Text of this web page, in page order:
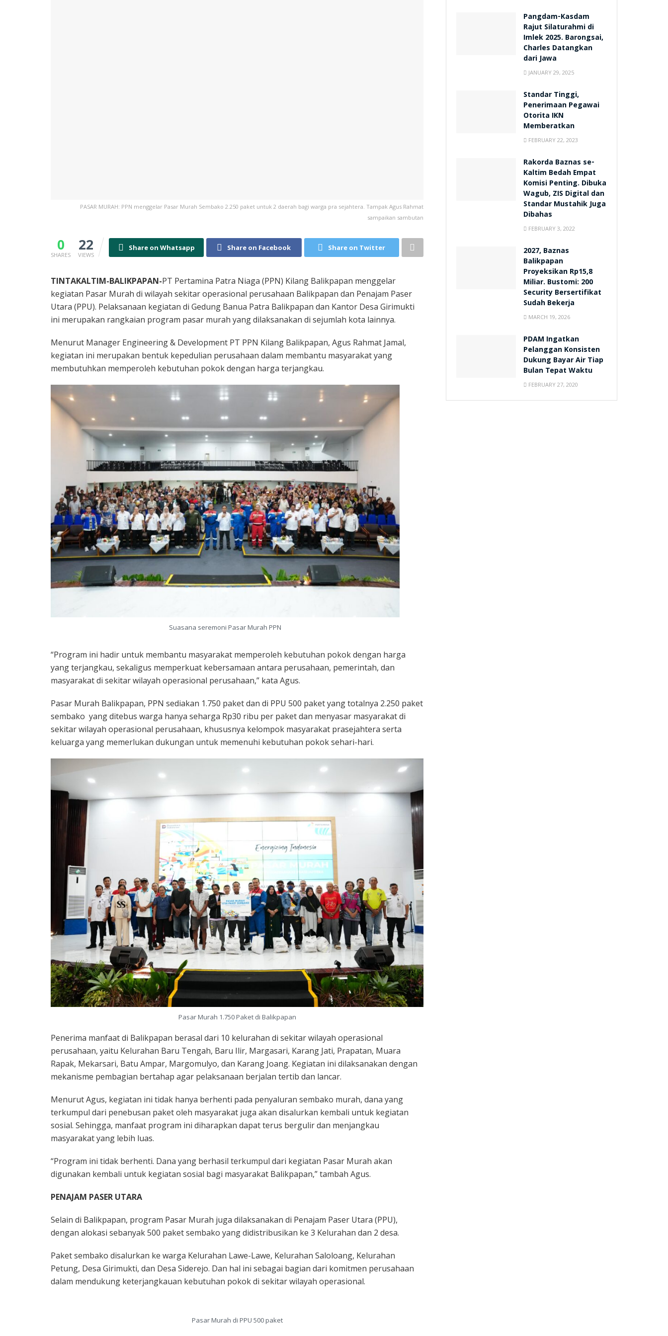
PASAR MURAH: PPN menggelar Pasar Murah Sembako 2.250 paket untuk 2 daerah bagi warga pra sejahtera. Tampak Agus Rahmat
sampaikan sambutan
0
SHARES
22
VIEWS
Share on Whatsapp Share on Facebook Share on Twitter
TINTAKALTIM-BALIKPAPAN-PT Pertamina Patra Niaga (PPN) Kilang Balikpapan menggelar
kegiatan Pasar Murah di wilayah sekitar operasional perusahaan Balikpapan dan Penajam Paser
Utara (PPU). Pelaksanaan kegiatan di Gedung Banua Patra Balikpapan dan Kantor Desa Girimukti
ini merupakan rangkaian program pasar murah yang dilaksanakan di sejumlah kota lainnya.
Menurut Manager Engineering & Development PT PPN Kilang Balikpapan, Agus Rahmat Jamal,
kegiatan ini merupakan bentuk kepedulian perusahaan dalam membantu masyarakat yang
membutuhkan memperoleh kebutuhan pokok dengan harga terjangkau.
Suasana seremoni Pasar Murah PPN
“Program ini hadir untuk membantu masyarakat memperoleh kebutuhan pokok dengan harga
yang terjangkau, sekaligus memperkuat kebersamaan antara perusahaan, pemerintah, dan
masyarakat di sekitar wilayah operasional perusahaan,” kata Agus.
Pasar Murah Balikpapan, PPN sediakan 1.750 paket dan di PPU 500 paket yang totalnya 2.250 paket
sembako yang ditebus warga hanya seharga Rp30 ribu per paket dan menyasar masyarakat di
sekitar wilayah operasional perusahaan, khususnya kelompok masyarakat prasejahtera serta
keluarga yang memerlukan dukungan untuk memenuhi kebutuhan pokok sehari-hari.
Pasar Murah 1.750 Paket di Balikpapan
Penerima manfaat di Balikpapan berasal dari 10 kelurahan di sekitar wilayah operasional
perusahaan, yaitu Kelurahan Baru Tengah, Baru Ilir, Margasari, Karang Jati, Prapatan, Muara
Rapak, Mekarsari, Batu Ampar, Margomulyo, dan Karang Joang. Kegiatan ini dilaksanakan dengan
mekanisme pembagian bertahap agar pelaksanaan berjalan tertib dan lancar.
Menurut Agus, kegiatan ini tidak hanya berhenti pada penyaluran sembako murah, dana yang
terkumpul dari penebusan paket oleh masyarakat juga akan disalurkan kembali untuk kegiatan
sosial. Sehingga, manfaat program ini diharapkan dapat terus bergulir dan menjangkau
masyarakat yang lebih luas.
“Program ini tidak berhenti. Dana yang berhasil terkumpul dari kegiatan Pasar Murah akan
digunakan kembali untuk kegiatan sosial bagi masyarakat Balikpapan,” tambah Agus.
PENAJAM PASER UTARA
Selain di Balikpapan, program Pasar Murah juga dilaksanakan di Penajam Paser Utara (PPU),
dengan alokasi sebanyak 500 paket sembako yang didistribusikan ke 3 Kelurahan dan 2 desa.
Paket sembako disalurkan ke warga Kelurahan Lawe-Lawe, Kelurahan Saloloang, Kelurahan
Petung, Desa Girimukti, dan Desa Siderejo. Dan hal ini sebagai bagian dari komitmen perusahaan
dalam mendukung keterjangkauan kebutuhan pokok di sekitar wilayah operasional.
Pasar Murah di PPU 500 paket
Pangdam-Kasdam
Rajut Silaturahmi di
Imlek 2025. Barongsai,
Charles Datangkan
dari Jawa
JANUARY 29, 2025
Standar Tinggi,
Penerimaan Pegawai
Otorita IKN
Memberatkan
FEBRUARY 22, 2023
Rakorda Baznas se-
Kaltim Bedah Empat
Komisi Penting. Dibuka
Wagub, ZIS Digital dan
Standar Mustahik Juga
Dibahas
FEBRUARY 3, 2022
2027, Baznas
Balikpapan
Proyeksikan Rp15,8
Miliar. Bustomi: 200
Security Bersertifikat
Sudah Bekerja
MARCH 19, 2026
PDAM Ingatkan
Pelanggan Konsisten
Dukung Bayar Air Tiap
Bulan Tepat Waktu
FEBRUARY 27, 2020